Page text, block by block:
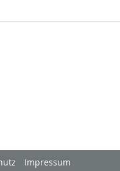
Impressum